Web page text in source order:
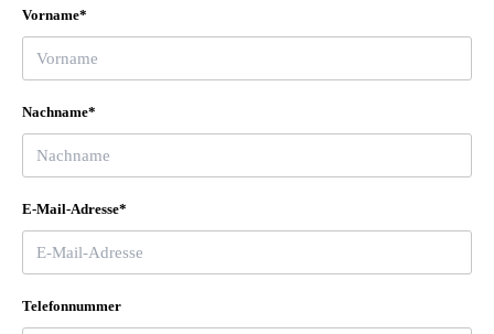
Vorname*
Nachname*
E-Mail-Adresse*
Telefonnummer